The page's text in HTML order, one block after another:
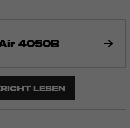
4050B
LESEN